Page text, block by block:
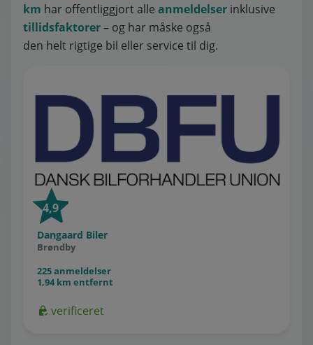
km har offentliggjort alle anmeldelser inklusive
tillidsfaktorer– og har måske også
den helt rigtige bil eller service til dig.
4,9
Dangaard Biler
Brøndby
225 anmeldelser
1,94 km entfernt
verificeret